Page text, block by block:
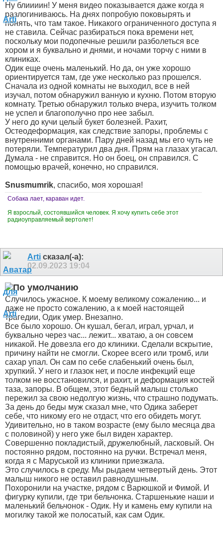
Ну блиииин! У меня видео показывается даже когда я
разлогиниваюсь. На днях попробую поковырять и
понять, что там такое. Никакого ограниченного доступа я
не ставила. Сейчас разбираться пока времени нет,
поскольку мои подопечные решили разболеться все
хором и я буквально и днями, и ночами торчу с ними в
клиниках.
Одик еще очень маленький. Но да, он уже хорошо
ориентируется там, где уже несколько раз прошелся.
Сначала из одной комнаты не выходил, все в ней
изучал, потом обнаружил ванную и кухню. Потом вторую
комнату. Третью обнаружил только вчера, изучить толком
не успел и благополучно про нее забыл.
У него до кучи целый букет болезней. Рахит,
Остеодеформация, как следствие запоры, проблемы с
внутренними органами. Пару дней назад мы его чуть не
потеряли. Температурил два дня. Прям на глазах угасал.
Думала - не справится. Но он боец, он справился. С
помощью врачей, конечно, но справился.
Snusmumrik, спасибо, моя хорошая!
Собака лает, караван идет.
Я взрослый, состоявшийся человек. Я хочу купить себе этот
радиоуправляемый вертолет!
Arti сказал(-а):
02.09.2023 19:04
Случилось ужасное. К моему великому сожалению... и
даже не просто сожалению, а к моей настоящей
трагедии, Одик умер. Внезапно.
Все было хорошо. Он кушал, бегал, играл, урчал, и
буквально через час... лежит... хватаю, а он совсем
никакой. Не довезла его до клиники. Сделали вскрытие,
причину найти не смогли. Скорее всего или тромб, или
сахар упал. Он сам по себе слабенький очень был,
хрупкий. У него и глазок нет, и после инфекций еще
толком не восстановился, и рахит, и деформация костей
таза, запоры. В общем, этот бедный малыш столько
пережил за свою недолгую жизнь, что страшно подумать.
За день до беды муж сказал мне, что Одика заберет
себе, что никому его не отдаст, что его обидеть могут.
Удивительно, но в таком возрасте (ему было месяца два
с половиной) у него уже был виден характер.
Совершенно покладистый, дружелюбный, ласковый. Он
постоянно рядом, постоянно на ручки. Встречал меня,
когда я с Маруськой из клиники приезжала.
Это случилось в среду. Мы рыдаем четвертый день. Этот
малыш никого не оставил равнодушным.
Похоронили на участке, рядом с Варюшкой и Фимой. И
фигурку купили, где три бельчонка. Старшенькие наши и
маленький бельчонок - Одик. Ну и камень ему купили на
могилку такой же полосатый, как сам Одик.